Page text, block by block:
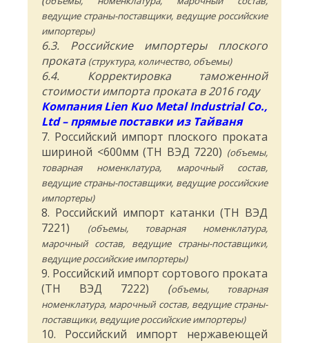
ведущие страны-поставщики, ведущие российские
импортеры)
6.3. Российские импортеры плоского
проката (структура, количество, объемы)
6.4. Корректировка таможенной
стоимости импорта проката в 2016 году
Компания Lien Kuo Metal Industrial Co.,
Ltd – прямые поставки из Тайваня
7. Российский импорт плоского проката
шириной <600мм (ТН ВЭД 7220) (объемы,
товарная номенклатура, марочный состав,
ведущие страны-поставщики, ведущие российские
импортеры)
8. Российский импорт катанки (ТН ВЭД
7221)
(объемы, товарная номенклатура,
марочный состав, ведущие страны-поставщики,
ведущие российские импортеры)
9. Российский импорт сортового проката
(ТН ВЭД 7222) (объемы, товарная
номенклатура, марочный состав, ведущие страны-
поставщики, ведущие российские импортеры)
10. Российский импорт нержавеющей